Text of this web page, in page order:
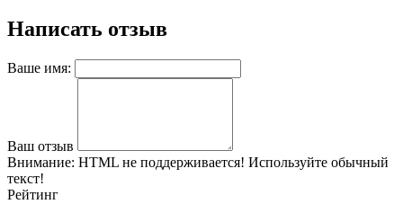
Написать отзыв
Ваше имя:
Ваш отзыв
Внимание: HTML не поддерживается! Используйте обычный
текст!
Рейтинг